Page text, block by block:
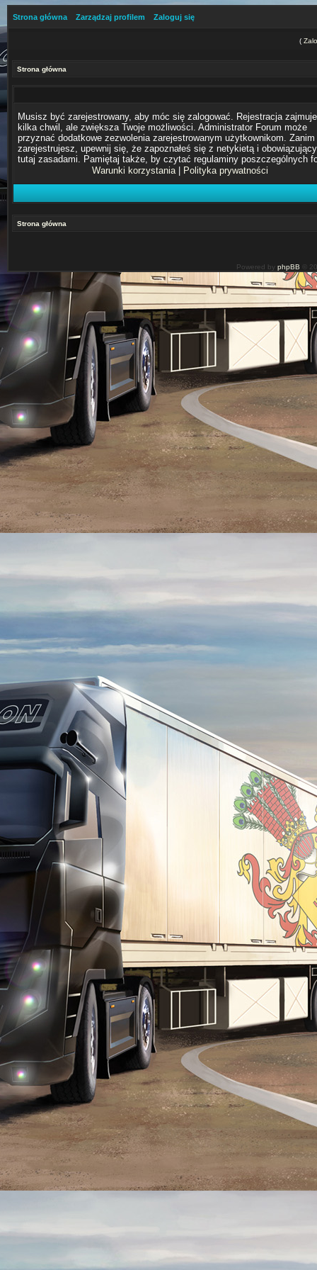
Strona główna Zarządzaj profilem Zaloguj się
(
Strona główna
Musisz być zarejestrowany, aby móc się zalogować. Rejestracja
kilka chwil, ale zwiększa Twoje możliwości. Administrator Forum może
przyznać dodatkowe zezwolenia zarejestrowanym użytkownikom.
zarejestrujesz, upewnij się, że zapoznałeś się z netykietą i
tutaj zasadami. Pamiętaj także, by czytać regulaminy poszczególnych
Warunki korzystania| Polityka prywatności
Strona główna
Powered by phpBB ©